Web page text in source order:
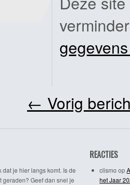
← Vorig
dat je hier langs komt. Is de
geraden? Geef dan snel je
REACTIES
clismo op
het Jaar